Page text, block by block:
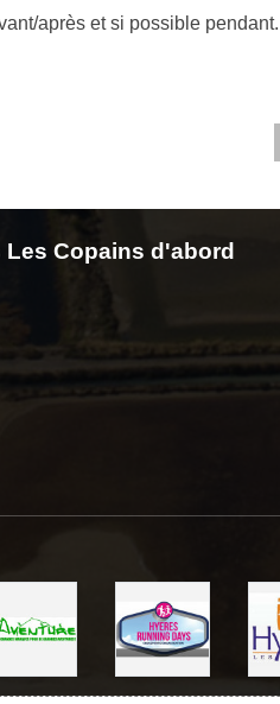
après et si possible pendant.
Copains d'abord